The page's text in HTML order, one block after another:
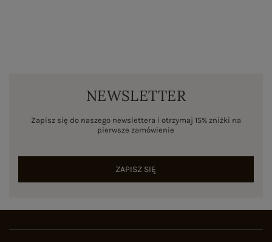
NEWSLETTER
Zapisz się do naszego newslettera i otrzymaj 15% zniżki na
pierwsze zamówienie
ZAPISZ SIĘ